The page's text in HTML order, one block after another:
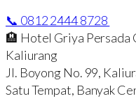
📞 0812 2444 8728
🏨 Hotel Griya
Kaliurang
Jl. Boyong No. 99,
Satu Tempat, Banyak